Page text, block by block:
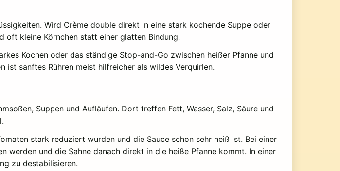
Wird Crème double direkt in eine stark kochende Suppe oder
oft kleine Körnchen statt einer glatten Bindung.
Kochen oder das ständige Stop-and-Go zwischen heißer Pfanne und
ist sanftes Rühren meist hilfreicher als wildes Verquirlen.
Suppen und Aufläufen. Dort treffen Fett, Wasser, Salz, Säure und
stark reduziert wurden und die Sauce schon sehr heiß ist. Bei einer
werden und die Sahne danach direkt in die heiße Pfanne kommt. In einer
zu destabilisieren.